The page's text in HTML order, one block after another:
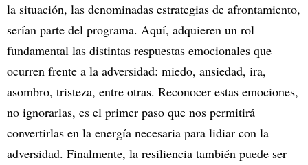
la situación, las denominadas estrategias de afrontamiento,
serían parte del programa. Aquí, adquieren un rol
fundamental las distintas respuestas emocionales que
ocurren frente a la adversidad: miedo, ansiedad, ira,
asombro, tristeza, entre otras. Reconocer estas emociones,
no ignorarlas, es el primer paso que nos permitirá
convertirlas en la energía necesaria para lidiar con la
adversidad. Finalmente, la resiliencia también puede ser